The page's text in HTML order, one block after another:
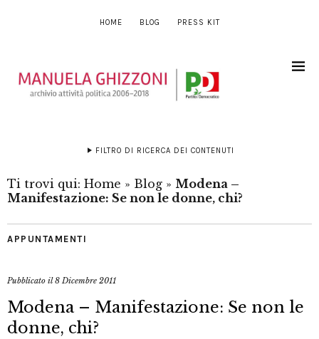
HOME BLOG PRESS KIT
FILTRO DI RICERCA DEI CONTENUTI
Ti trovi qui: Home » Blog » Modena –
Manifestazione: Se non le donne, chi?
APPUNTAMENTI
Pubblicato il8 Dicembre 2011
Modena – Manifestazione: Se non le
donne, chi?